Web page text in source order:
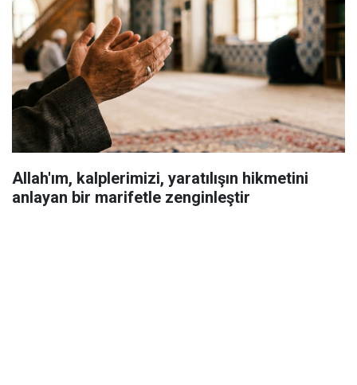
Allah'ım, kalplerimizi, yaratılışın hikmetini
anlayan bir marifetle zenginleştir